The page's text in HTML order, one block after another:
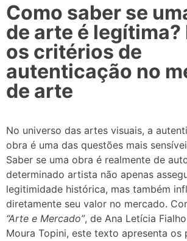
Como saber se
de arte é legítima?
os critérios de
autenticação no
de arte
No universo das artes visuais, a
obra é uma das questões mais
Saber se uma obra é realmente de
determinado artista não apenas
legitimidade histórica, mas também
diretamente seu valor no mercado.
“Arte e Mercado”, de Ana Letícia
Moura Topini, este texto apresenta os